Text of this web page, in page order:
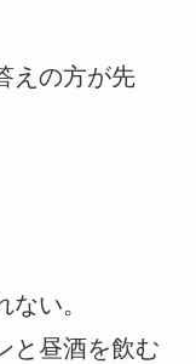
えの方が先
い。
と昼酒を飲む